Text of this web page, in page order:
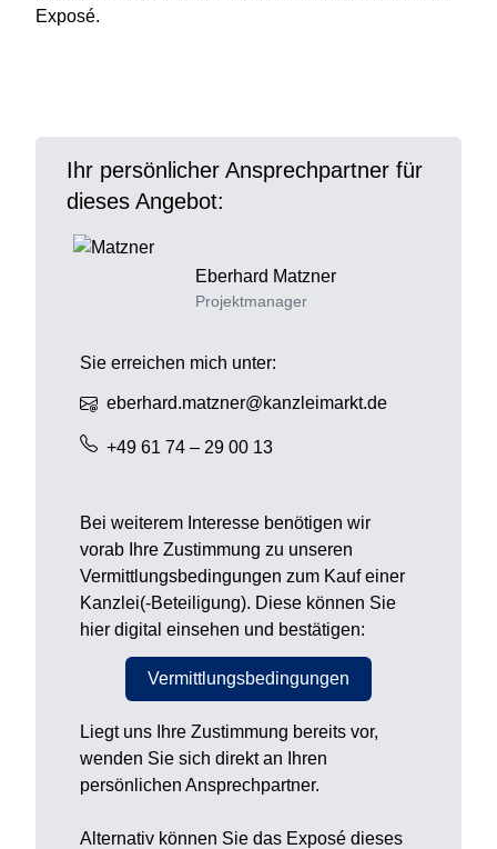
Exposé.
Ihr persönlicher Ansprechpartner für
dieses Angebot:
Eberhard Matzner
Projektmanager
Sie erreichen mich unter:
eberhard.matzner@kanzleimarkt.de
+49 61 74 – 29 00 13
Bei weiterem Interesse benötigen wir
vorab Ihre Zustimmung zu unseren
Vermittlungsbedingungen zum Kauf einer
Kanzlei(-Beteiligung). Diese können Sie
hier digital einsehen und bestätigen:
Vermittlungsbedingungen
Liegt uns Ihre Zustimmung bereits vor,
wenden Sie sich direkt an Ihren
persönlichen Ansprechpartner.
Alternativ können Sie das Exposé dieses